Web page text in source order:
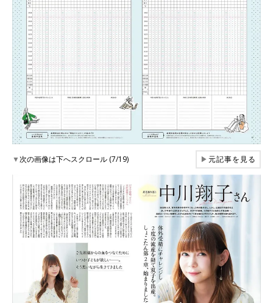
▼次の画像は下へスクロール (7/19) ▶元記事を見る